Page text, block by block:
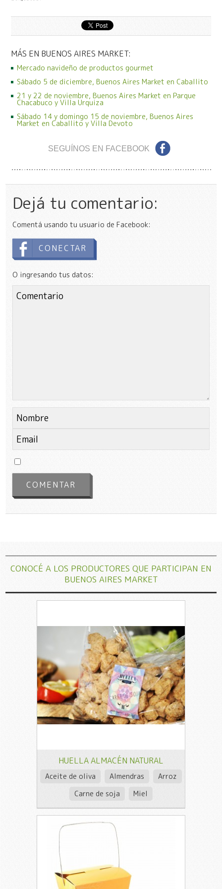
MÁS EN BUENOS AIRES MARKET:
Mercado navideño de productos gourmet
Sábado 5 de diciembre, Buenos Aires Market en Caballito
21 y 22 de noviembre, Buenos Aires Market en Parque
Chacabuco y Villa Urquiza
Sábado 14 y domingo 15 de noviembre, Buenos Aires
Market en Caballito y Villa Devoto
SEGUÍNOS EN FACEBOOK
Dejá tu comentario:
Comentá usando tu usuario de Facebook:
CONECTAR
O ingresando tus datos:
CONOCÉ A LOS PRODUCTORES QUE PARTICIPAN EN
BUENOS AIRES MARKET
HUELLA ALMACÉN NATURAL
Aceite de oliva Almendras
Arroz
Carne de soja
Miel